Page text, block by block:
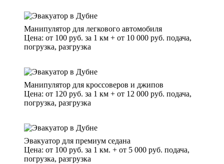
Манипулятор для легкового автомобиля
Цена: от 100 руб. за 1 км + от 10 000 руб. подача,
погрузка, разгрузка
Манипулятор для кроссоверов и джипов
Цена: от 120 руб. за 1 км + от 12 000 руб. подача,
погрузка, разгрузка
Эвакуатор для премиум седана
Цена: от 100 руб. за 1 км. + от 5 000 руб. подача,
погрузка, разгрузка